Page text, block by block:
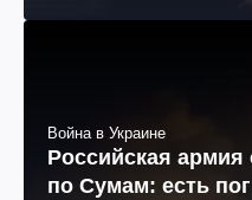
Война в Украине
Российская
по Сумам: есть